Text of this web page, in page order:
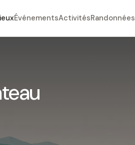
ÉvénementsActivitésRandonnées